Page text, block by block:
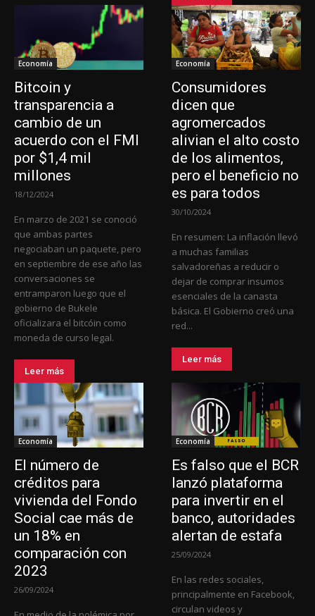
Economía
Bitcoin y
transparencia a
cambio de un
acuerdo con el FMI
por $1,4 mil
millones
18/12/2024
En marzo de 2021 se conoció
que ambas partes
negociaban un paquete, pero
en septiembre de ese año las
conversaciones se
entramparon luego que el
gobierno de Bukele
oficializara el bitcóin como
moneda de curso legal.
Leer más
Economía
Consumidores
dicen que
agromercados
alivian el alto costo
de los alimentos,
pero el beneficio no
es para todos
30/10/2024
En resumen: La inflación llevó
a muchas familias
salvadoreñas a reducir o
dejar de comprar insumos
esenciales de la canasta
básica. El Gobierno creó una
red...
Leer más
Economía
El número de
créditos para
vivienda del Fondo
Social cae más de
un 18% en
comparación con
2023
26/09/2024
Economía
Es falso que el BCR
lanzó plataforma
para invertir en el
banco, autoridades
alertan de estafa
25/09/2024
En las redes sociales,
principalmente en Facebook,
circulan videos y